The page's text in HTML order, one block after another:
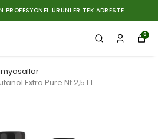
ÜRÜNLER TEK ADRESTE
0
Extra Pure Nf 2,5 LT.